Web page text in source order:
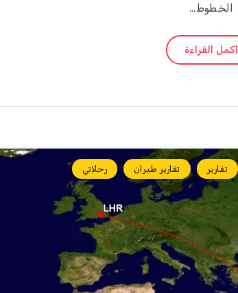
الخطوط…
أكمل القراءة
تقارير تقارير طيران رحلاتي